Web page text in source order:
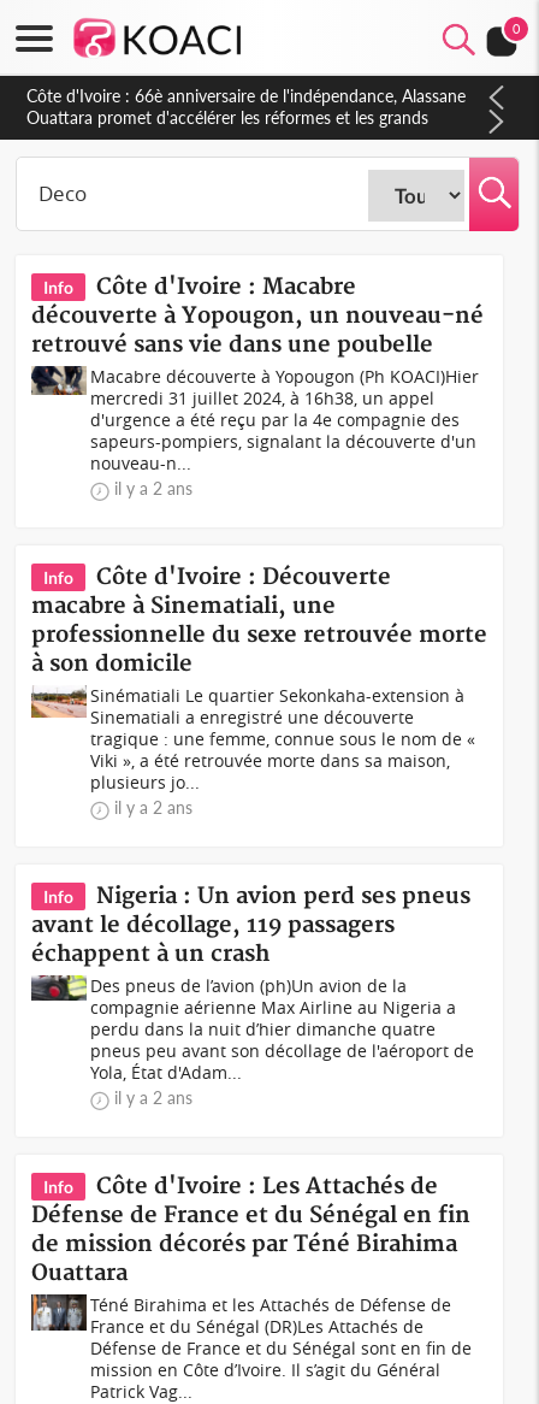
0
Côte d'Ivoire : À Abidjan, Amadou Oury Bah admire le modèle
ivoirien et veut s'en inspirer pour accélérer le développement
de la Guinée
Info
Côte d'Ivoire : Macabre
découverte à Yopougon, un nouveau-né
retrouvé sans vie dans une poubelle
Macabre découverte à Yopougon (Ph KOACI)Hier
mercredi 31 juillet 2024, à 16h38, un appel
d'urgence a été reçu par la 4e compagnie des
sapeurs-pompiers, signalant la découverte d'un
nouveau-n...
il y a 2 ans
Info
Côte d'Ivoire : Découverte
macabre à Sinematiali, une
professionnelle du sexe retrouvée morte
à son domicile
Sinématiali Le quartier Sekonkaha-extension à
Sinematiali a enregistré une découverte
tragique : une femme, connue sous le nom de «
Viki », a été retrouvée morte dans sa maison,
plusieurs jo...
il y a 2 ans
Info
Nigeria : Un avion perd ses pneus
avant le décollage, 119 passagers
échappent à un crash
Des pneus de l’avion (ph)Un avion de la
compagnie aérienne Max Airline au Nigeria a
perdu dans la nuit d’hier dimanche quatre
pneus peu avant son décollage de l'aéroport de
Yola, État d'Adam...
il y a 2 ans
Info
Côte d'Ivoire : Les Attachés de
Défense de France et du Sénégal en fin
de mission décorés par Téné Birahima
Ouattara
Téné Birahima et les Attachés de Défense de
France et du Sénégal (DR)Les Attachés de
Défense de France et du Sénégal sont en fin de
mission en Côte d’Ivoire. Il s’agit du Général
Patrick Vag...